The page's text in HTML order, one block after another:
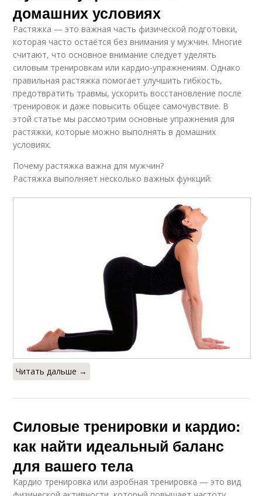
домашних условиях
Растяжка — это важная часть физической подготовки,
которая часто остаётся без внимания у мужчин. Многие
считают, что основное внимание следует уделять
силовым тренировкам или кардио-упражнениям. Однако
правильная растяжка помогает улучшить гибкость,
предотвратить травмы, ускорить восстановление после
тренировок и даже повысить общее самочувствие. В
этой статье мы рассмотрим основные упражнения для
растяжки, которые можно выполнять в домашних
условиях.
Почему растяжка важна для мужчин?
Растяжка выполняет несколько важных функций:
Читать дальше →
Силовые тренировки и кардио:
как найти идеальный баланс
для вашего тела
Кардио тренировка или аэробная тренировка — это вид